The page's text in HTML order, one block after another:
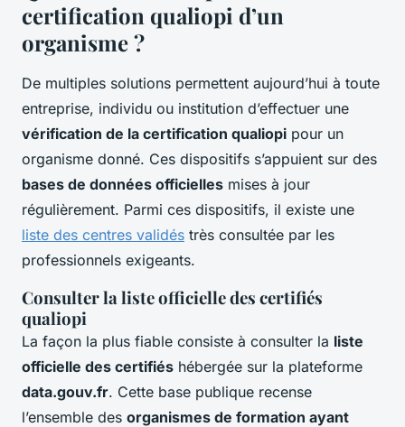
certification qualiopi d’un
organisme ?
De multiples solutions permettent aujourd’hui à toute
entreprise, individu ou institution d’effectuer une
vérification de la certification qualiopi pour un
organisme donné. Ces dispositifs s’appuient sur des
bases de données officielles mises à jour
régulièrement. Parmi ces dispositifs, il existe une
liste des centres validés très consultée par les
professionnels exigeants.
Consulter la liste officielle des certifiés
qualiopi
La façon la plus fiable consiste à consulter la liste
officielle des certifiés hébergée sur la plateforme
data.gouv.fr. Cette base publique recense
l’ensemble des organismes de formation ayant